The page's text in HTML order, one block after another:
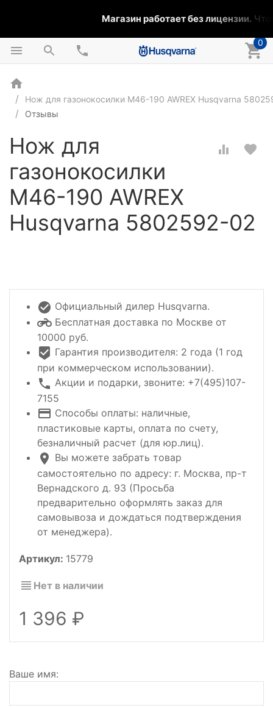
Магазин работает без лицензии.
0
Нож для газонокосилки М46-190 AWREX Husqvarna
Отзывы
Нож для
газонокосилки
М46-190 AWREX
Husqvarna 5802592-02
Официальный дилер Husqvarna.
Бесплатная доставка по Москве от
10000 руб.
Гарантия производителя: 2 года (1 год
при коммерческом использовании).
Акции и подарки, звоните: +7(495)107-
7155
Способы оплаты: наличные,
пластиковые карты, оплата по счету,
безналичный расчет (для юр.лиц).
Вы можете забрать товар
самостоятельно по адресу: г. Москва, пр-т
Вернадского д. 93 (Просьба
предварительно оформлять заказ для
самовывоза и дождаться подтверждения
от менеджера).
Артикул: 15779
Нет в наличии
1 396
Ваше имя